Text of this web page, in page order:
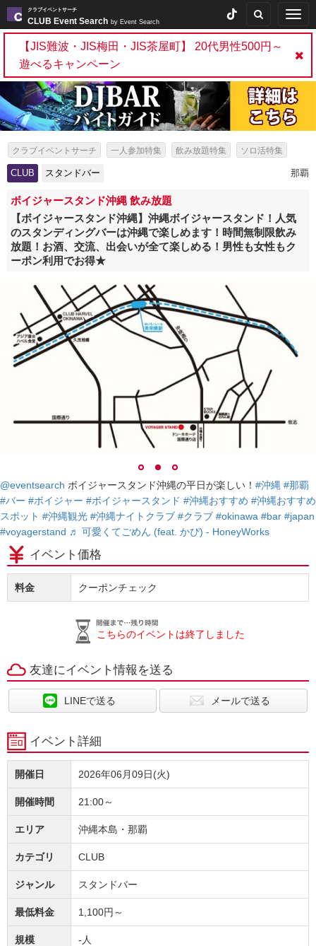
クラブイベントサーチ
CLUB Event Search by Event Search
【JIS難波・JIS梅田・JIS茶屋町】 20代男性500円～
遊べるキャンペーン
クラブイベントサーチ 一人参加特集 飲み放題特集 ソロ活特集
出会いイベント特集
CLUB スタンドバー 那覇
ボイジャースタンド沖縄 飲み放題
【ボイジャースタンド沖縄】沖縄ボイジャースタンド！人気
のスタンディングバーは沖縄で楽しめます！時間無制限飲み
放題！お酒、交流、出会いが全て楽しめる！男性も女性もク
ーポン利用でお得★
@eventsearch ボイジャースタンド沖縄の平日が楽しい！ #沖縄 #那覇
#バー #ボイジャー #ボイジャースタンド #沖縄おすすめ #沖縄おすすめ
スポット #沖縄観光 #沖縄ナイトクラブ #クラブ #okinawa #bar #japan
#voyagerstand ♬ 可愛くてごめん (feat. かぴ) - HoneyWorks
イベント価格
料金 クーポンチェック
こちらのイベントは終了しました
友達にイベント情報を送る
LINEで送る メールで送る
イベント詳細
開催日 2026年06月09日(火)
開催時間 21:00～
エリア 沖縄本島・那覇
カテゴリ CLUB
ジャンル スタンドバー
最低料金 1,100円～
規模 -人